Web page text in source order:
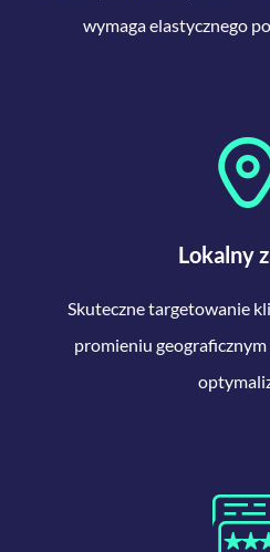
wymaga elastycznego
Lokalny
Skuteczne targetowanie
promieniu